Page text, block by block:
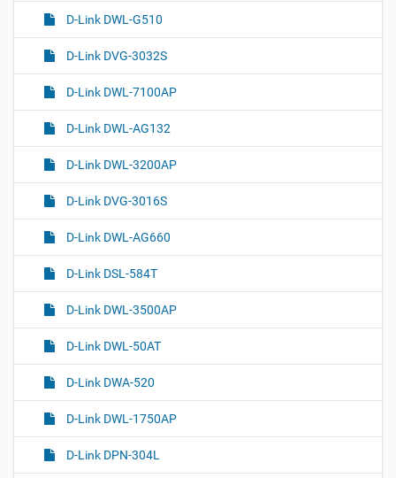
D-Link DWL-G510
D-Link DVG-3032S
D-Link DWL-7100AP
D-Link DWL-AG132
D-Link DWL-3200AP
D-Link DVG-3016S
D-Link DWL-AG660
D-Link DSL-584T
D-Link DWL-3500AP
D-Link DWL-50AT
D-Link DWA-520
D-Link DWL-1750AP
D-Link DPN-304L